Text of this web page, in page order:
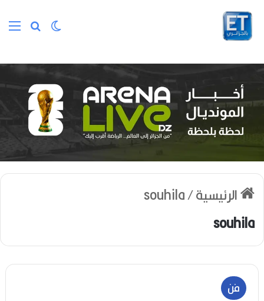
بحث عن
الوضع المظلم
الرئيسية/
souhila
souhila
فن